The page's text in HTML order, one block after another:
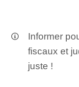
Informer
fiscaux et
juste !